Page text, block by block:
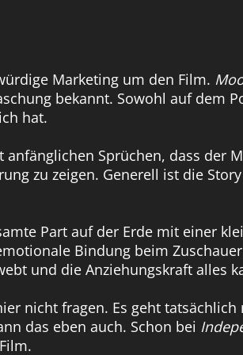
Marketing um den Film.
bekannt. Sowohl auf dem
hat.
anfänglichen Sprüchen, dass
zu zeigen. Generell ist die
Part auf der Erde mit einer
Bindung beim
und die Anziehungskraft alles
nicht fragen. Es geht
das eben auch. Schon bei